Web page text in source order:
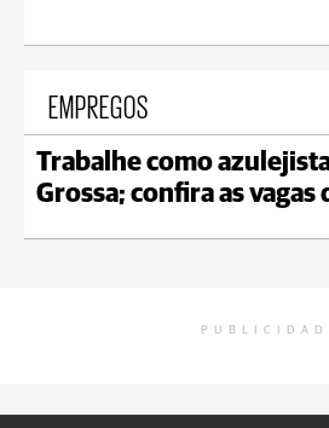
EMPREGOS
Trabalhe como
Grossa; confira as vagas